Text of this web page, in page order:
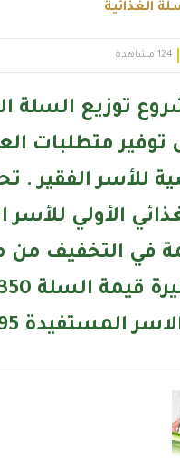
الغذائية
124 مشاهدة
توزيع السلة
توفير متطلبات
للأسر الفقير .
الأولي للأسر
في التخفيف من
المستفيدة 495